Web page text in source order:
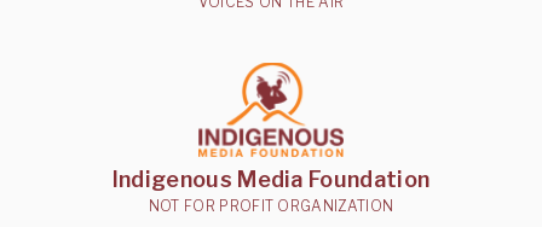
Indigenous Media Foundation
NOT FOR PROFIT ORGANIZATION